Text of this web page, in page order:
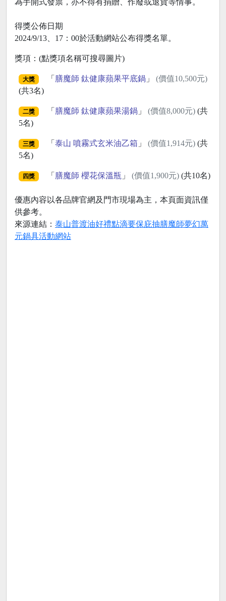
為手開式發票，亦不得有捐贈、作廢或退貨等情事。
得獎公佈日期
2024/9/13、17：00於活動網站公布得獎名單。
獎項：(點獎項名稱可搜尋圖片)
大獎 「 膳魔師 鈦健康蘋果平底鍋」 (價值10,500元)
(共3名)
二獎 「 膳魔師 鈦健康蘋果湯鍋」 (價值8,000元)(共
5名)
三獎 「 泰山 噴霧式玄米油乙箱 」 (價值1,914元)(共
5名)
四獎 「 膳魔師 櫻花保溫瓶 」 (價值1,900元)(共10名)
優惠內容以各品牌官網及門市現場為主，本頁面資訊僅
供參考。
來源連結： 泰山普渡油好禮點滴要保庇抽膳魔師夢幻萬
元鍋具活動網站